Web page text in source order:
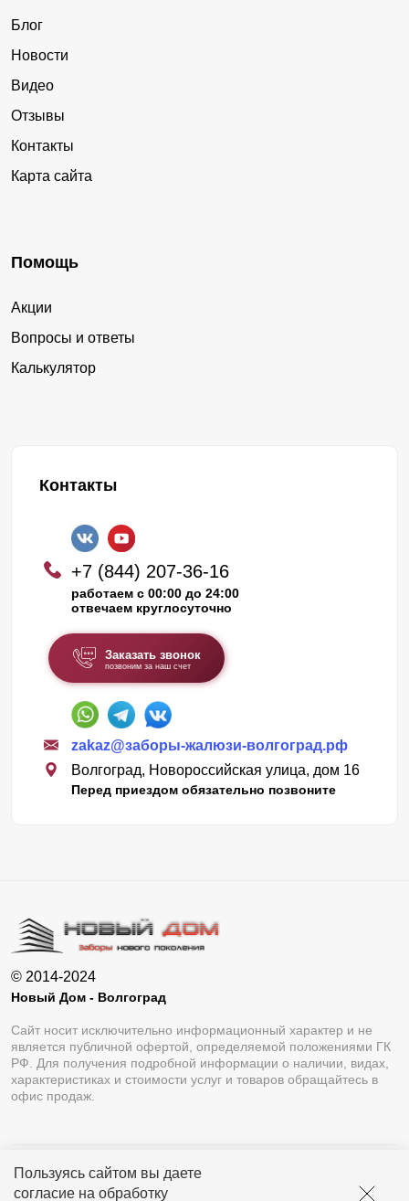
Пользуясь сайтом вы даете
согласие на обработку
Блог
Новости
Видео
Отзывы
Контакты
Карта сайта
Помощь
Акции
Вопросы и ответы
Калькулятор
Контакты
+7 (844) 207-36-16
работаем с 00:00 до 24:00
отвечаем круглосуточно
Заказать звонок
позвоним за наш счет
zakaz@заборы-жалюзи-волгоград.рф
Волгоград, Новороссийская улица, дом 16
Перед приездом обязательно позвоните
© 2014-2024
Новый Дом - Волгоград
Сайт носит исключительно информационный характер и не
является публичной офертой, определяемой положениями ГК
РФ. Для получения подробной информации о наличии, видах,
характеристиках и стоимости услуг и товаров обращайтесь в
офис продаж.
Разработка сайтаLukevium